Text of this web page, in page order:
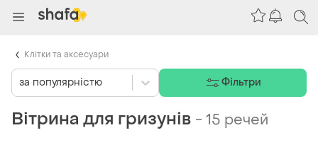
Вітрина для гризунів -15 речей
за популярністю Фільтри
Клітки та аксесуари